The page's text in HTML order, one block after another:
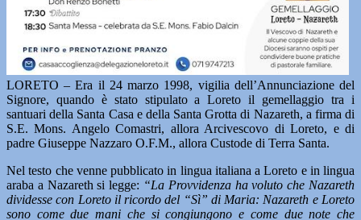
LORETO – Era il 24 marzo 1998, vigilia dell’Annunciazione del
Signore, quando è stato stipulato a Loreto il gemellaggio tra i
santuari della Santa Casa e della Santa Grotta di Nazareth, a firma di
S.E. Mons. Angelo Comastri, allora Arcivescovo di Loreto, e di
padre Giuseppe Nazzaro O.F.M., allora Custode di Terra Santa.
Nel testo che venne pubblicato in lingua italiana a Loreto e in lingua
araba a Nazareth si legge: “La Provvidenza ha voluto che Nazareth
dividesse con Loreto il ricordo del “Sì” di Maria: Nazareth e Loreto
sono come due mani che si congiungono e come due note che